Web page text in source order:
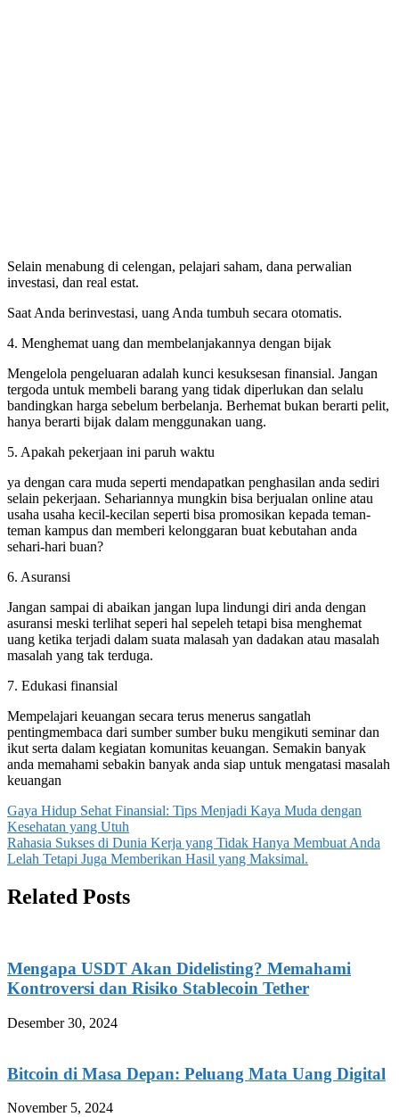
Selain menabung di celengan, pelajari saham, dana perwalian
investasi, dan real estat.
Saat Anda berinvestasi, uang Anda tumbuh secara otomatis.
4. Menghemat uang dan membelanjakannya dengan bijak
Mengelola pengeluaran adalah kunci kesuksesan finansial. Jangan
tergoda untuk membeli barang yang tidak diperlukan dan selalu
bandingkan harga sebelum berbelanja. Berhemat bukan berarti pelit,
hanya berarti bijak dalam menggunakan uang.
5. Apakah pekerjaan ini paruh waktu
ya dengan cara muda seperti mendapatkan penghasilan anda sediri
selain pekerjaan. Sehariannya mungkin bisa berjualan online atau
usaha usaha kecil-kecilan seperti bisa promosikan kepada teman-
teman kampus dan memberi kelonggaran buat kebutahan anda
sehari-hari buan?
6. Asuransi
Jangan sampai di abaikan jangan lupa lindungi diri anda dengan
asuransi meski terlihat seperi hal sepeleh tetapi bisa menghemat
uang ketika terjadi dalam suata malasah yan dadakan atau masalah
masalah yang tak terduga.
7. Edukasi finansial
Mempelajari keuangan secara terus menerus sangatlah
pentingmembaca dari sumber sumber buku mengikuti seminar dan
ikut serta dalam kegiatan komunitas keuangan. Semakin banyak
anda memahami sebakin banyak anda siap untuk mengatasi masalah
keuangan
Navigasi
pos
Gaya Hidup Sehat Finansial: Tips Menjadi Kaya Muda dengan
Kesehatan yang Utuh
Rahasia Sukses di Dunia Kerja yang Tidak Hanya Membuat Anda
Lelah Tetapi Juga Memberikan Hasil yang Maksimal.
Related Posts
Mengapa USDT Akan Didelisting? Memahami
Kontroversi dan Risiko Stablecoin Tether
Desember 30, 2024
Bitcoin di Masa Depan: Peluang Mata Uang Digital
November 5, 2024